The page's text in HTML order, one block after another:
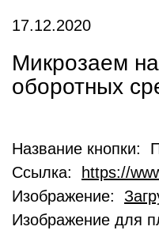
17.12.2020
Микрозаем
оборотных
Название кнопки:
Ссылка:
https://
Изображение:
Изображение для